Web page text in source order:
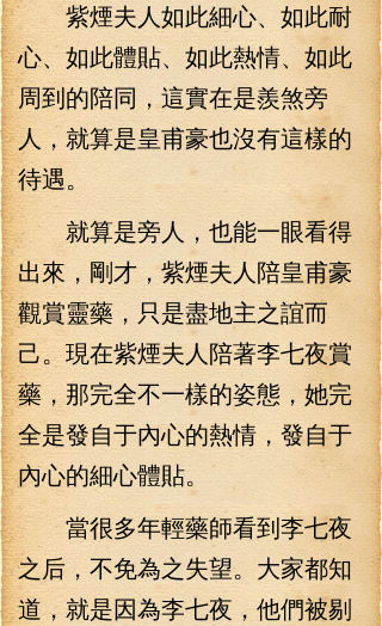
紫煙夫人如此細心、如此耐
心、如此體貼、如此熱情、如此
周到的陪同，這實在是羨煞旁
人，就算是皇甫豪也沒有這樣的
待遇。
就算是旁人，也能一眼看得
出來，剛才，紫煙夫人陪皇甫豪
觀賞靈藥，只是盡地主之誼而
己。現在紫煙夫人陪著李七夜賞
藥，那完全不一樣的姿態，她完
全是發自于內心的熱情，發自于
內心的細心體貼。
當很多年輕藥師看到李七夜
之后，不免為之失望。大家都知
道，就是因為李七夜，他們被剔